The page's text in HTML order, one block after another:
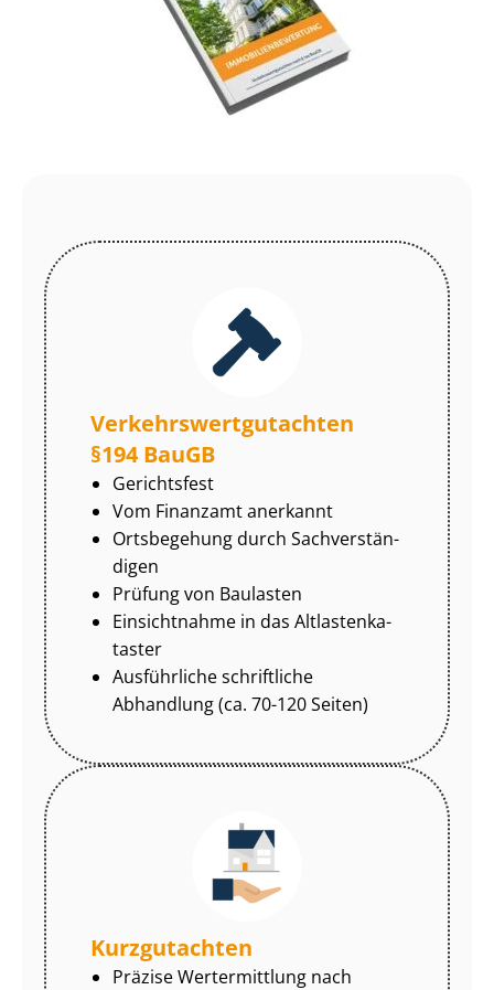
Ver­kehrs­wert­gut­ach­ten
§194 BauGB
Gerichtsfest
Vom Finanzamt anerkannt
Ortsbegehung durch Sach­ver­stän­
di­gen
Prüfung von Baulasten
Einsichtnahme in das Alt­las­ten­ka­
tas­ter
Ausführliche schriftliche
Abhandlung (ca. 70-120 Seiten)
Kurzgutachten
Präzise Wertermittlung nach